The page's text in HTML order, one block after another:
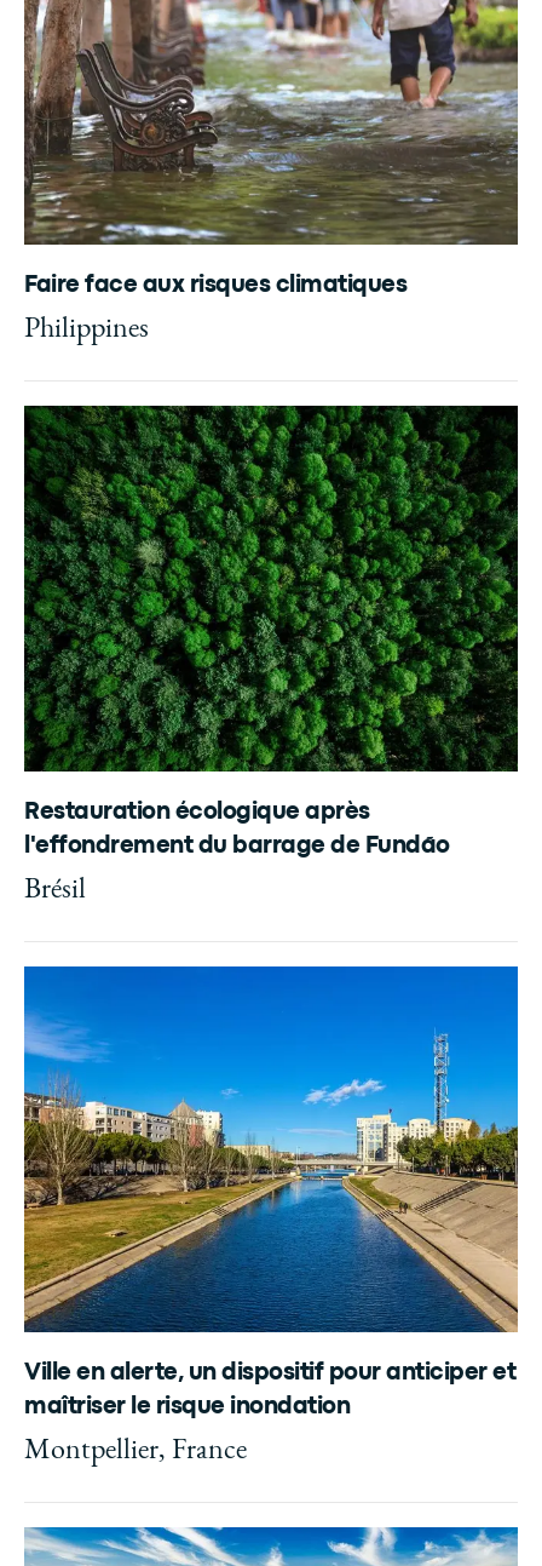
Faire face aux risques climatiques
Philippines
Restauration écologique après
l'effondrement du barrage de Fundão
Brésil
Ville en alerte, un dispositif pour anticiper et
maîtriser le risque inondation
Montpellier, France